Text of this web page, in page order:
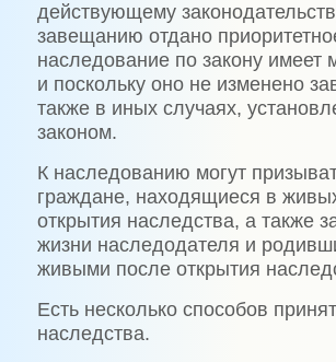
действующему
завещанию отдано
наследование по закону имеет
и поскольку оно не изменено
также в иных случаях,
законом.
К наследованию могут
граждане, находящиеся в
открытия наследства, а также
жизни наследодателя и
живыми после открытия
Есть несколько способов
наследства.